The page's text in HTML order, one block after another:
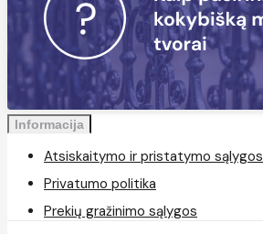
Informacija
Atsiskaitymo ir pristatymo sąlygos
Privatumo politika
Prekių gražinimo sąlygos